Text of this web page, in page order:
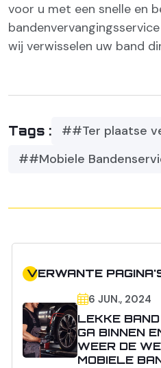
voor u met een snelle en
wij verwisselen uw band
Tags :
##Ter plaatse
##Mobiele
VERWANTE
6 JUN., 2024
LEKKE
GA BINNEN
WEER DE
MOBIELE